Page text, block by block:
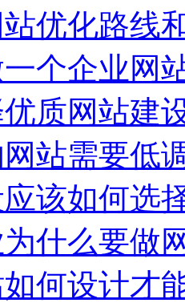
优化路线
个企业网
质网站建
站需要低
该如何选
什么要做
何设计才